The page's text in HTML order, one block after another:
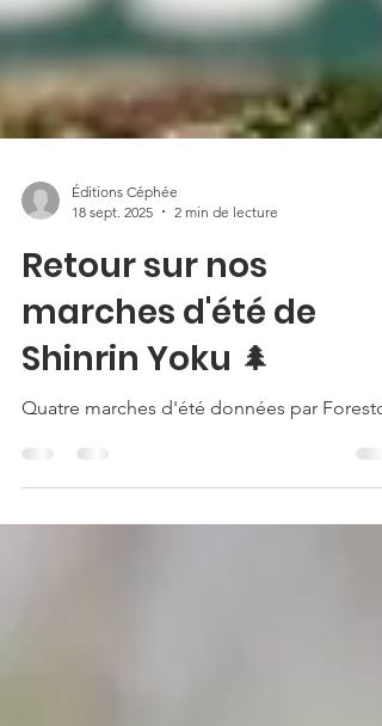
Éditions Céphée
18 sept. 2025
2 min de lecture
Retour sur nos
marches d'été de
Shinrin Yoku 🌲